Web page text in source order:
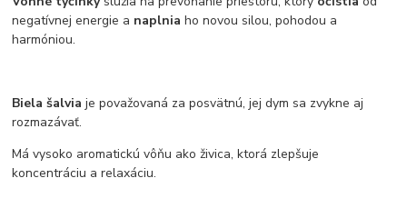
negatívnej energie a naplnia ho novou silou, pohodou a
harmóniou.
Biela šalvia je považovaná za posvätnú, jej dym sa zvykne aj
rozmazávať.
Má vysoko aromatickú vôňu ako živica, ktorá zlepšuje
koncentráciu a relaxáciu.